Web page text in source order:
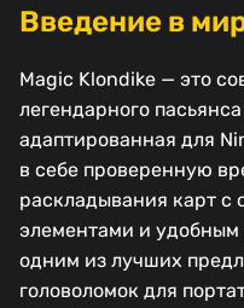
Введение в
Magic Klondike — это
легендарного
адаптированная для
в себе проверенную
раскладывания карт
элементами и удобным
одним из лучших
головоломок для